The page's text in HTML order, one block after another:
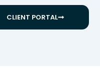
CLIENT PORTAL